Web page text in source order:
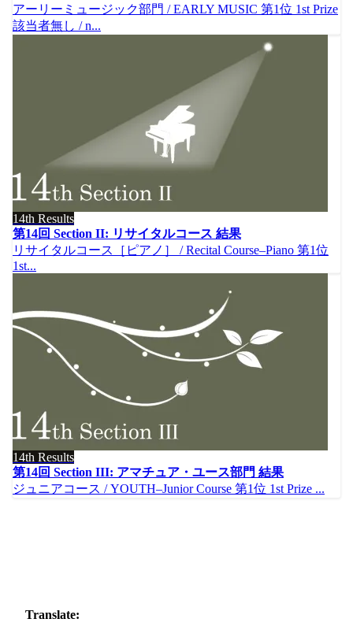
アーリーミュージック部門 / EARLY MUSIC 第1位 1st Prize
該当者無し / n...
14th Results
第14回 Section II: リサイタルコース 結果
リサイタルコース［ピアノ］ / Recital Course–Piano 第1位
1st...
14th Results
第14回 Section III: アマチュア・ユース部門 結果
ジュニアコース / YOUTH–Junior Course 第1位 1st Prize ...
Translate: